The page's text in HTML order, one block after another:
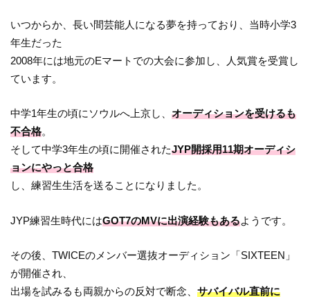
いつからか、長い間芸能人になる夢を持っており、当時小学3
年生だった
2008年には地元のEマートでの大会に参加し、人気賞を受賞し
ています。
中学1年生の頃にソウルへ上京し、オーディションを受けるも
不合格。
そして中学3年生の頃に開催されたJYP開採用11期オーディシ
ョンにやっと合格
し、練習生生活を送ることになりました。
JYP練習生時代にはGOT7のMVに出演経験もあるようです。
その後、TWICEのメンバー選抜オーディション「SIXTEEN」
が開催され、
出場を試みるも両親からの反対で断念、サバイバル直前に